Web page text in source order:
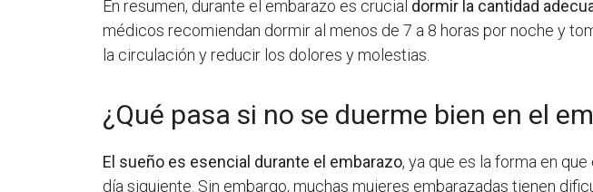
En resumen, durante el embarazo es crucial dormir la cantidad
médicos recomiendan dormir al menos de 7 a 8 horas por noche y
la circulación y reducir los dolores y molestias.
¿Qué pasa si no se duerme bien en el
El sueño es esencial durante el embarazo, ya que es la forma en
día siguiente. Sin embargo, muchas mujeres embarazadas tienen